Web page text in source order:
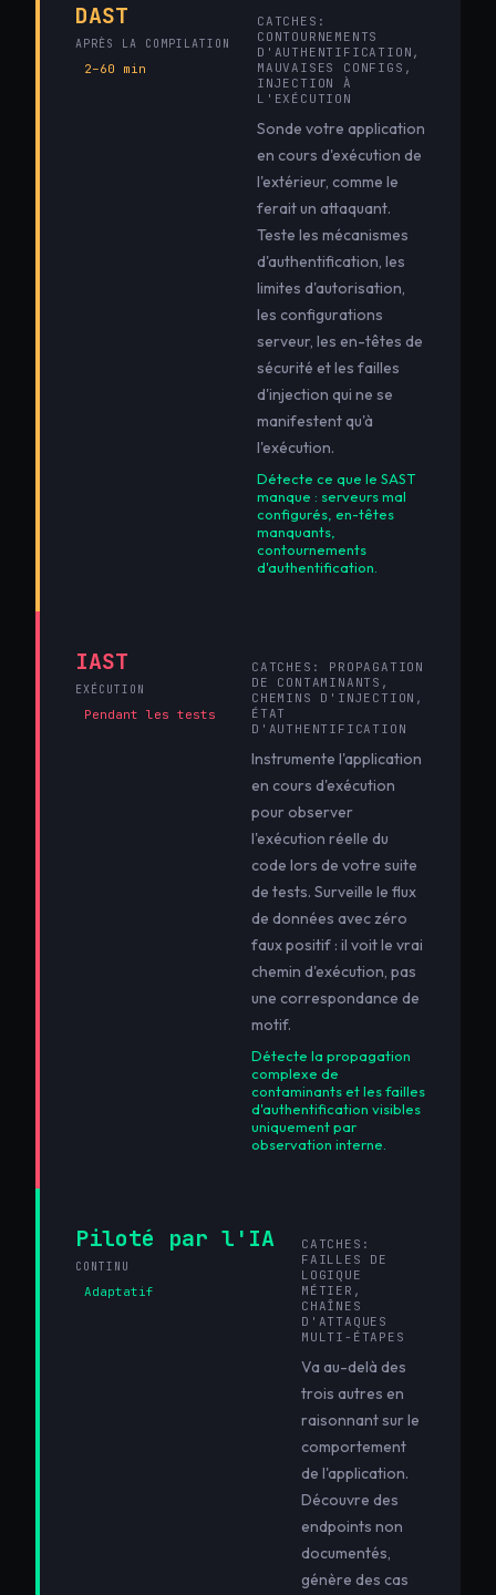
DAST
APRÈS LA COMPILATION
2–60 min
CATCHES:
CONTOURNEMENTS
D'AUTHENTIFICATION,
MAUVAISES CONFIGS,
INJECTION À
L'EXÉCUTION
Sonde votre application
en cours d'exécution de
l'extérieur, comme le
ferait un attaquant.
Teste les mécanismes
d'authentification, les
limites d'autorisation,
les configurations
serveur, les en-têtes de
sécurité et les failles
d'injection qui ne se
manifestent qu'à
l'exécution.
Détecte ce que le SAST
manque : serveurs mal
configurés, en-têtes
manquants,
contournements
d'authentification.
IAST
EXÉCUTION
Pendant les tests
CATCHES: PROPAGATION
DE CONTAMINANTS,
CHEMINS D'INJECTION,
ÉTAT
D'AUTHENTIFICATION
Instrumente l'application
en cours d'exécution
pour observer
l'exécution réelle du
code lors de votre suite
de tests. Surveille le flux
de données avec zéro
faux positif : il voit le vrai
chemin d'exécution, pas
une correspondance de
motif.
Détecte la propagation
complexe de
contaminants et les failles
d'authentification visibles
uniquement par
observation interne.
Piloté par l'IA
CONTINU
Adaptatif
CATCHES:
FAILLES DE
LOGIQUE
MÉTIER,
CHAÎNES
D'ATTAQUES
MULTI-ÉTAPES
Va au-delà des
trois autres en
raisonnant sur le
comportement
de l'application.
Découvre des
endpoints non
documentés,
génère des cas